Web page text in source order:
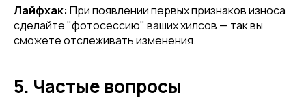
Лайфхак: При появлении первых признаков износа
сделайте "фотосессию" ваших хилсов — так вы
сможете отслеживать изменения.
5. Частые вопросы